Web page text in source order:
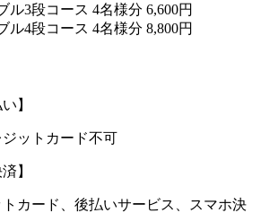
ル3段コース 4名様分 6,600円
ル4段コース 4名様分 8,800円
】
ットカード不可
】
カード、後払いサービス、スマホ決